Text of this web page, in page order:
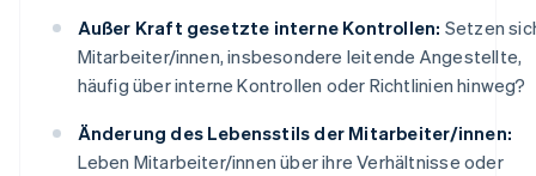
Außer Kraft gesetzte interne Kontrollen: Setzen
Mitarbeiter/innen, insbesondere leitende Angestellte,
häufig über interne Kontrollen oder Richtlinien hinweg?
Änderung des Lebensstils der Mitarbeiter/innen:
Leben Mitarbeiter/innen über ihre Verhältnisse oder